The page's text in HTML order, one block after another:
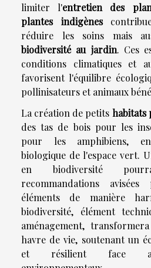
limiter l'entretien des
plantes indigènes
réduire les soins mais
biodiversité au jardin. Ces
conditions climatiques et
favorisent l'équilibre
pollinisateurs et animaux
La création de petits habitats
des tas de bois pour les
pour les amphibiens,
biologique de l'espace vert.
en biodiversité
recommandations
éléments de manière
biodiversité, élément
aménagement,
havre de vie, soutenant un
et résilient face